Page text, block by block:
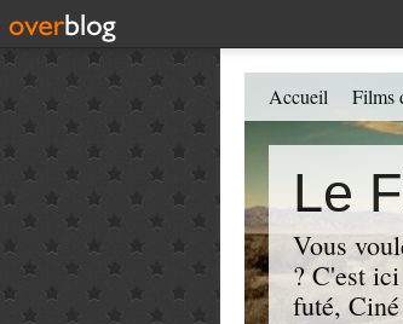
Le
Vous
? C'est
futé,
Accueil Films